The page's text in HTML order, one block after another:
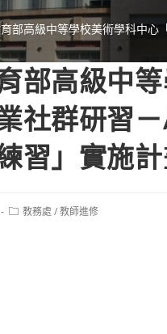
部高級中等學校美術學科中心
育部高級中
社群研習
習」實施
Post教務處 /教師進修